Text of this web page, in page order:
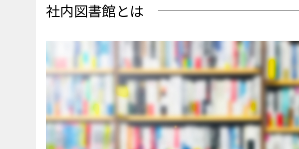
社内図書館を導入する4つのメリット
■知識の共有による生産性の向上
■コミュニケーションの活性化
■リフレッシュ効果
■出社の動機付け
社内図書館を導入する3ステップ
■ステップ1．社内図書館のコンセプト決める
■ステップ2．運用ルールの策定
■ステップ3．設置場所の決定と蔵書の配置
社内図書館とは